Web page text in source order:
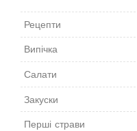
Рецепти
Випічка
Салати
Закуски
Перші страви